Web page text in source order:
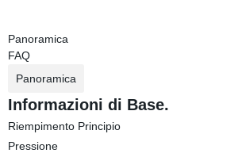
Panoramica
FAQ
Panoramica
Informazioni di Base.
Riempimento Principio
Pressione